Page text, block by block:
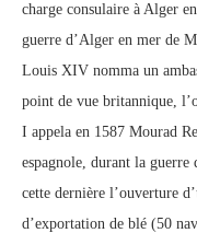
charge consulaire à Alger
guerre d’Alger en mer de
Louis XIV nomma un
point de vue britannique,
I appela en 1587 Mourad
espagnole, durant la guerre
cette dernière l’ouverture
d’exportation de blé (50